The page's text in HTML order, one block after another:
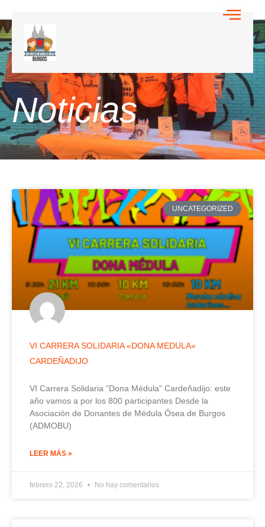
Noticias
UNCATEGORIZED
VI CARRERA SOLIDARIA «DONA MEDULA»
CARDEÑADIJO
VI Carrera Solidaria “Dona Médula” Cardeñadijo: este
año vamos a por los 800 participantes Desde la
Asociación de Donantes de Médula Ósea de Burgos
(ADMOBU)
LEER MÁS »
febrero 22, 2026 No hay comentarios